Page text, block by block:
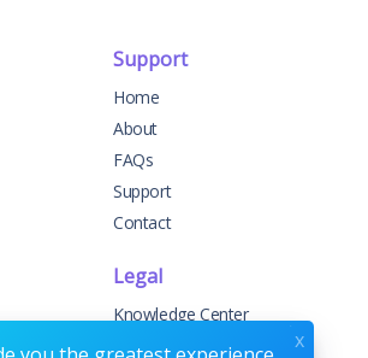
Support
Home
About
FAQs
Support
Contact
Legal
Knowledge Center
Custom Development
x